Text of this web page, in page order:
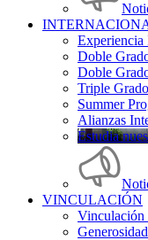
Experiencia
Doble
Doble
Triple
Summer
Alianzas
Estudia
VINCULACIÓN
Vinculación